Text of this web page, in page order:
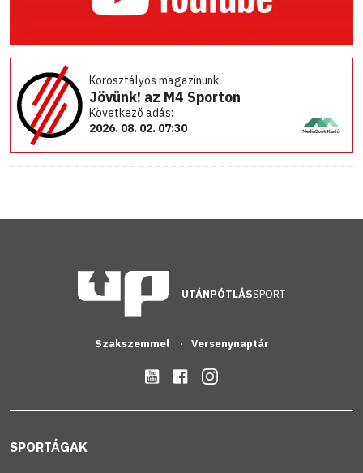
Korosztályos magazinunk
Jövünk! az M4 Sporton
Következő adás:
2026. 08. 02. 07:30
UTÁNPÓTLÁSSPORT
Szakszemmel Versenynaptár
SPORTÁGAK